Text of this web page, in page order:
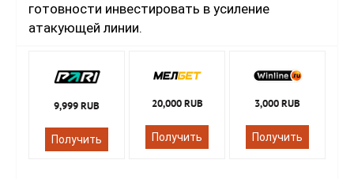
готовности инвестировать в усиление
атакующей линии.
9,999 RUB
Получить
20,000 RUB
Получить
3,000 RUB
Получить